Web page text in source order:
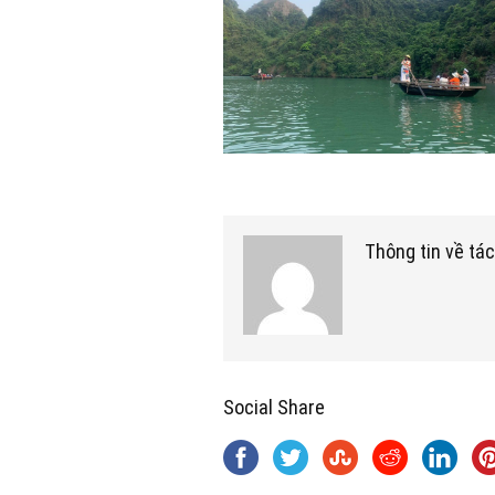
Thông tin về
Social Share